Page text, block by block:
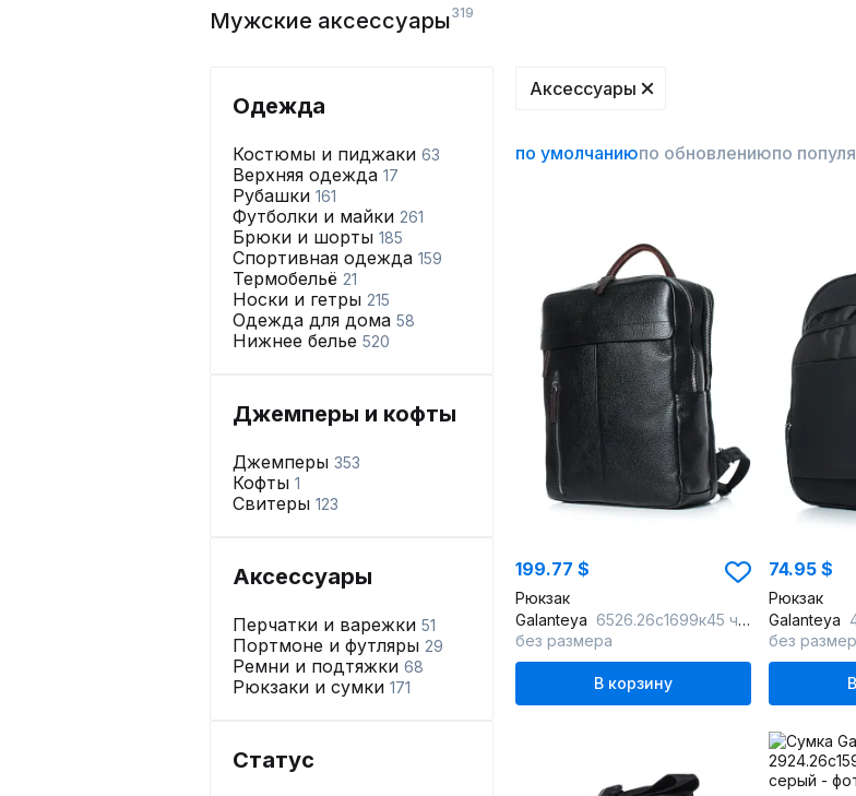
Мужские аксессуары319
Одежда
Костюмы и пиджаки 63
Верхняя одежда 17
Рубашки 161
Футболки и майки 261
Брюки и шорты 185
Спортивная одежда 159
Термобельё 21
Носки и гетры 215
Одежда для дома 58
Нижнее белье 520
Джемперы и кофты
Джемперы 353
Кофты 1
Свитеры 123
Аксессуары
Перчатки и варежки 51
Портмоне и футляры 29
Ремни и подтяжки 68
Рюкзаки и сумки 171
Статус
Аксессуары
по умолчаниюпо обновлениюпо
199.77 $
Рюкзак
Galanteya 6526.26с1699к45 черный/коричн
без размера
В корзину
74.95 $
Рюкзак
Galanteya
без